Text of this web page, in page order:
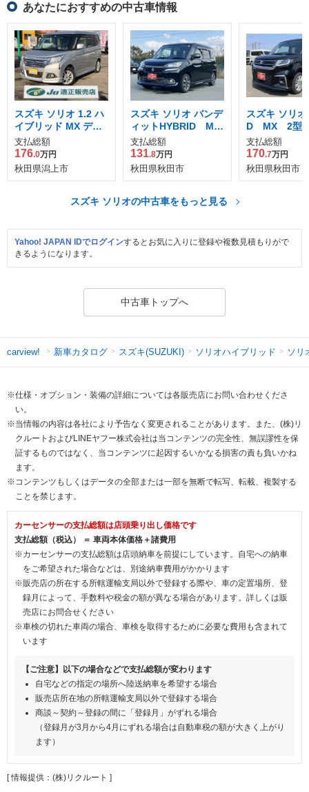
あなたにおすすめの中古車情報
スズキ ソリオ 1.2 ハ
イブリッド MX デュ
アルカメラブレーキ
サポート装着車 4WD
支払総額
176.0万円
秋田県潟上市
スズキ ソリオ バンデ
ィットHYBRID MV
4WD
支払総額
131.8万円
秋田県秋田市
スズキ ソリ
D MX 2型
電動スライ
支払総額
170.7万円
秋田県秋田市
スズキ ソリオの中古車をもっと見る
Yahoo! JAPAN IDでログインするとお気に入りに登録や複数見積もりがで
きるようになります。
中古車トップへ
carview! 新車カタログ スズキ(SUZUKI) ソリオハイブリッド ソリ
※仕様・オプション・装備の詳細については各販売店にお問い合わせくださ
い。
※当情報の内容は各社により予告なく変更されることがあります。また、(株)リ
クルートおよびLINEヤフー株式会社は当コンテンツの完全性、無誤謬性を保
証するものではなく、当コンテンツに起因するいかなる損害の責も負いかね
ます。
※コンテンツもしくはデータの全部または一部を無断で転写、転載、複製する
ことを禁じます。
カーセンサーの支払総額は店頭乗り出し価格です
支払総額（税込） ＝ 車両本体価格＋諸費用
※カーセンサーの支払総額は店頭納車を前提にしています。自宅への納車
をご希望された場合などは、別途納車費用がかかります
※販売店の所在する所轄運輸支局以外で登録する際や、車の定置場所、登
録月によって、手数料や税金の額が異なる場合があります。詳しくは販
売店にお問合せください
※車検の切れた車両の場合、車検を取得するために必要な費用も含まれて
います
【ご注意】以下の場合などで支払総額が変わります
自宅などの指定の場所へ陸送納車を希望する場合
販売店所在地の所轄運輸支局以外で登録する場合
商談～契約～登録の間に「登録月」がずれる場合
（登録月が3月から4月にずれる場合は自動車税の額が大きく上がり
ます）
[ 情報提供：(株)リクルート ]